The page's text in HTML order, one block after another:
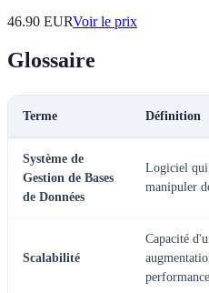
46.90 EURVoir le prix
Glossaire
Terme Définition
Système de
Gestion de Bases
de Données
Logiciel qui
manipuler
Scalabilité
Capacité